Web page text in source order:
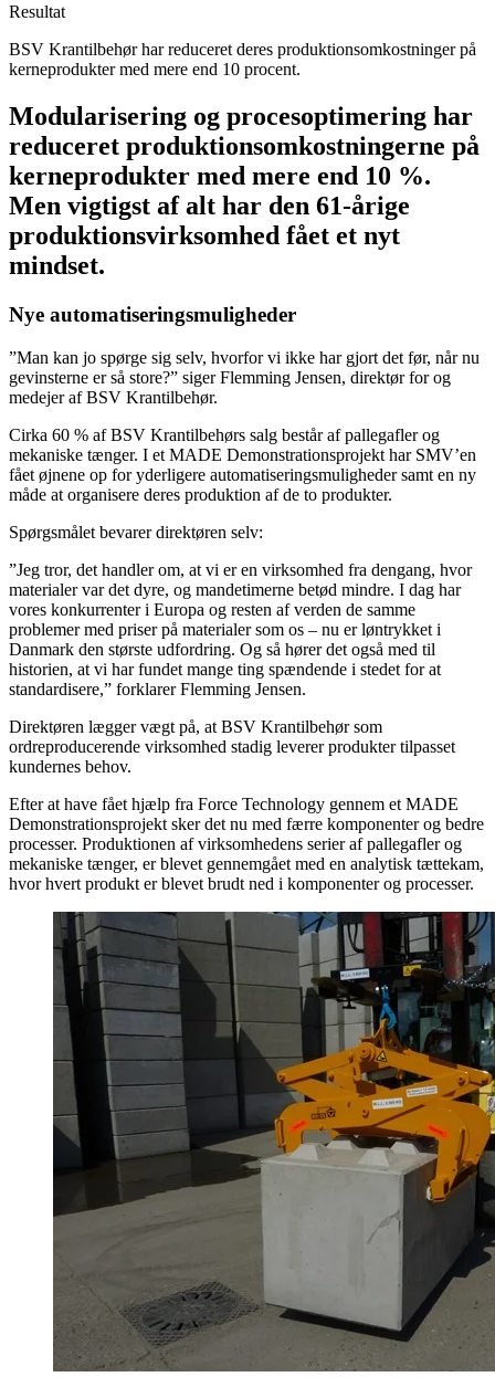
Resultat
BSV Krantilbehør har reduceret deres produktionsomkostninger på
kerneprodukter med mere end 10 procent.
Modularisering og procesoptimering har
reduceret produktionsomkostningerne på
kerneprodukter med mere end 10 %.
Men vigtigst af alt har den 61-årige
produktionsvirksomhed fået et nyt
mindset.
Nye automatiseringsmuligheder
”Man kan jo spørge sig selv, hvorfor vi ikke har gjort det før, når nu
gevinsterne er så store?” siger Flemming Jensen, direktør for og
medejer af BSV Krantilbehør.
Cirka 60 % af BSV Krantilbehørs salg består af pallegafler og
mekaniske tænger. I et MADE Demonstrationsprojekt har SMV’en
fået øjnene op for yderligere automatiseringsmuligheder samt en ny
måde at organisere deres produktion af de to produkter.
Spørgsmålet bevarer direktøren selv:
”Jeg tror, det handler om, at vi er en virksomhed fra dengang, hvor
materialer var det dyre, og mandetimerne betød mindre. I dag har
vores konkurrenter i Europa og resten af verden de samme
problemer med priser på materialer som os – nu er løntrykket i
Danmark den største udfordring. Og så hører det også med til
historien, at vi har fundet mange ting spændende i stedet for at
standardisere,” forklarer Flemming Jensen.
Direktøren lægger vægt på, at BSV Krantilbehør som
ordreproducerende virksomhed stadig leverer produkter tilpasset
kundernes behov.
Efter at have fået hjælp fra Force Technology gennem et MADE
Demonstrationsprojekt sker det nu med færre komponenter og bedre
processer. Produktionen af virksomhedens serier af pallegafler og
mekaniske tænger, er blevet gennemgået med en analytisk tættekam,
hvor hvert produkt er blevet brudt ned i komponenter og processer.